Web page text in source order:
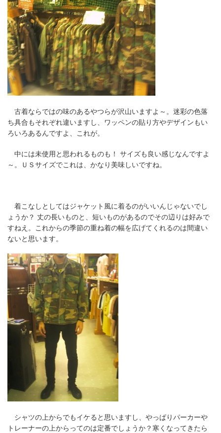
古着ならではの味のあるやつらが沢山いますよ～。迷彩の色落
ち具合もそれぞれ違いますし、ワッペンの貼り方やデザインもい
ろいろあるんですよ、これが。
中には未使用と思われるものも！ サイズも良い感じなんですよ
～。ＵＳサイズでこれは、かなり美味しいですね。
着こなしとしてはジャケット風に着るのがいいんじゃないでし
ょうか？ 丈の長いものと、短いものがあるのでその辺りは好みで
すねえ。これからの季節の重ね着の幅を広げてくれるのは間違い
ないと思います。
シャツの上からでもイケると思いますし、やっぱりパーカーや
トレーナーの上からってのは定番でしょうか？寒くなってきたら